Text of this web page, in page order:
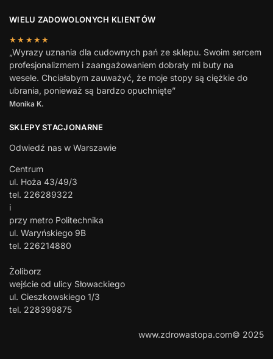
WIELU ZADOWOLONYCH KLIENTÓW
★★★★★
„Wyrazy uznania dla cudownych pań ze sklepu. Swoim sercem
profesjonalizmem i zaangażowaniem dobrały mi buty na
wesele. Chciałabym zauważyć, że moje stopy są ciężkie do
ubrania, ponieważ są bardzo opuchnięte”
Monika K.
SKLEPY STACJONARNE
Odwiedź nas w Warszawie
Centrum
ul. Hoża 43/49/3
tel. 226289322
i
przy metro Politechnika
ul. Waryńskiego 9B
tel. 226214880
Żoliborz
wejście od ulicy Słowackiego
ul. Cieszkowskiego 1/3
tel. 228399875
www.zdrowastopa.com© 2025